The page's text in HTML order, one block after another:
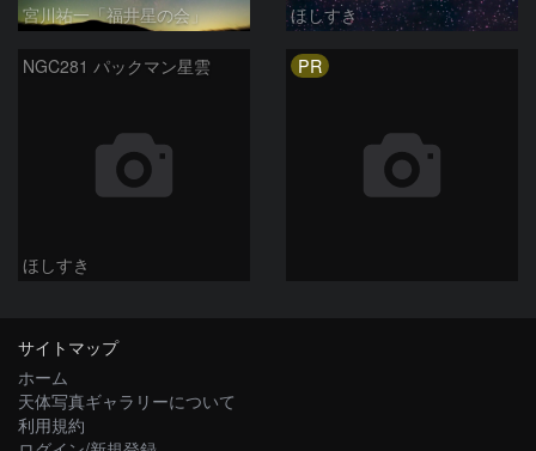
宮川祐一「福井星の会」 ほしすき
NGC281 パックマン星雲
ほしすき
PR
サイトマップ
ホーム
天体写真ギャラリーについて
利用規約